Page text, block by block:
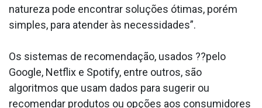
natureza pode encontrar soluções ótimas, porém
simples, para atender às necessidades”.
Os sistemas de recomendação, usados ??pelo
Google, Netflix e Spotify, entre outros, são
algoritmos que usam dados para sugerir ou
recomendar produtos ou opções aos consumidores